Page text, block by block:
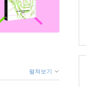
펼쳐보기